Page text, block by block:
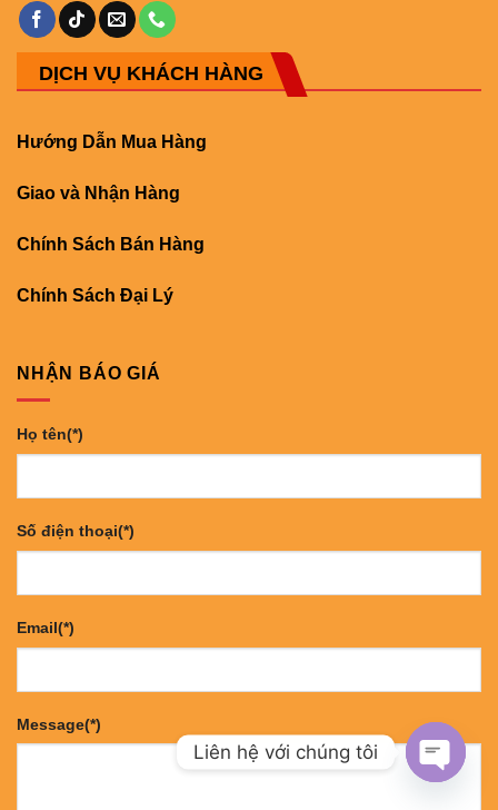
DỊCH VỤ KHÁCH HÀNG
Hướng Dẫn Mua Hàng
Giao và Nhận Hàng
Chính Sách Bán Hàng
Chính Sách Đại Lý
NHẬN BÁO GIÁ
Họ tên(*)
Số điện thoại(*)
Email(*)
Message(*)
Liên hệ với chúng tôi